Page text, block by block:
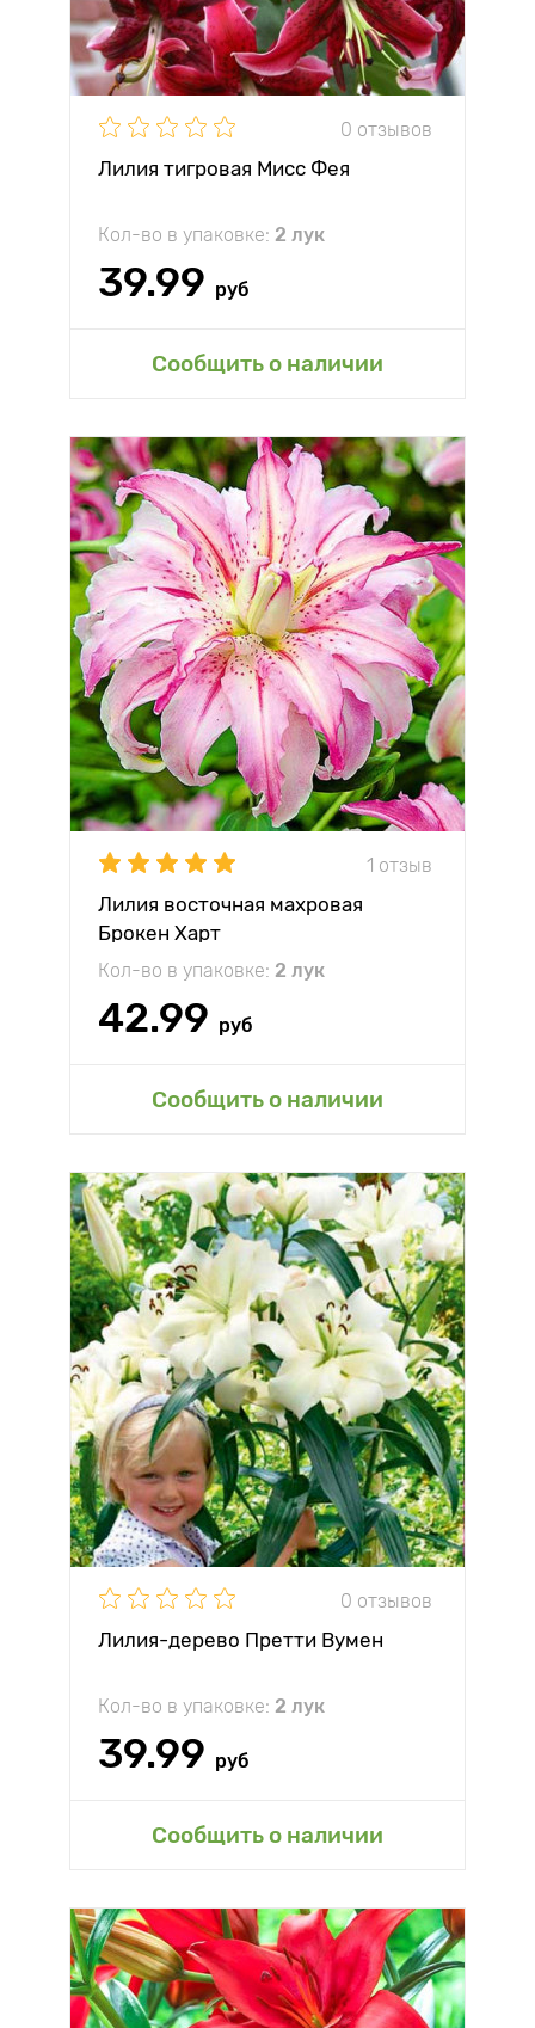
0 отзывов
Лилия тигровая Мисс Фея
Кол-во в упаковке: 2 лук
39.99 руб
Сообщить о наличии
1 отзыв
Лилия восточная махровая
Брокен Харт
Кол-во в упаковке: 2 лук
42.99 руб
Сообщить о наличии
0 отзывов
Лилия-дерево Претти Вумен
Кол-во в упаковке: 2 лук
39.99 руб
Сообщить о наличии